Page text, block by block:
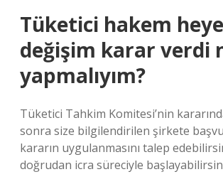
Tüketici hakem
değişim karar verdi
yapmalıyım?
Tüketici Tahkim Komitesi’nin
sonra size bilgilendirilen şirkete
kararın uygulanmasını talep
doğrudan icra süreciyle